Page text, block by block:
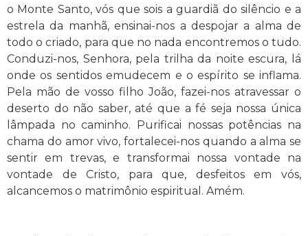
o Monte Santo, vós que sois a guardiã do silêncio e a
estrela da manhã, ensinai-nos a despojar a alma de
todo o criado, para que no nada encontremos o tudo.
Conduzi-nos, Senhora, pela trilha da noite escura, lá
onde os sentidos emudecem e o espírito se inflama.
Pela mão de vosso filho João, fazei-nos atravessar o
deserto do não saber, até que a fé seja nossa única
lâmpada no caminho. Purificai nossas potências na
chama do amor vivo, fortalecei-nos quando a alma se
sentir em trevas, e transformai nossa vontade na
vontade de Cristo, para que, desfeitos em vós,
alcancemos o matrimônio espiritual. Amém.